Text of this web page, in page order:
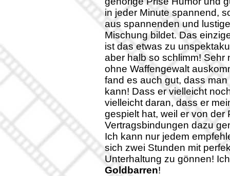
in jeder Minute spannend,
aus spannenden und
Mischung bildet. Das
ist das etwas zu
aber halb so schlimm! Sehr
ohne Waffengewalt
fand es auch gut, dass
kann! Dass er vielleicht
vielleicht daran, dass er
gespielt hat, weil er von der
Vertragsbindungen dazu
Ich kann nur jedem
sich zwei Stunden mit
Unterhaltung zu gönnen!
Goldbarren!